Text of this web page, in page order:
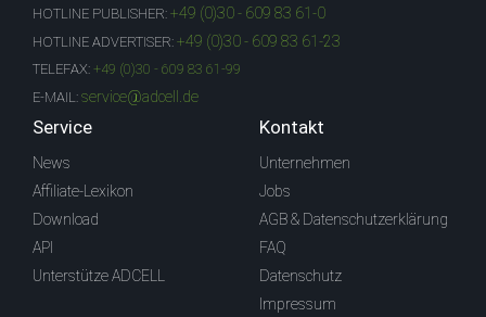
HOTLINE PUBLISHER: +49 (0)30 - 609 83 61-0
HOTLINE ADVERTISER: +49 (0)30 - 609 83 61-23
TELEFAX: +49 (0)30 - 609 83 61-99
E-MAIL: service@adcell.de
Service
News
Affiliate-Lexikon
Download
API
Unterstütze ADCELL
Kontakt
Unternehmen
Jobs
AGB & Datenschutzerklärung
FAQ
Datenschutz
Impressum